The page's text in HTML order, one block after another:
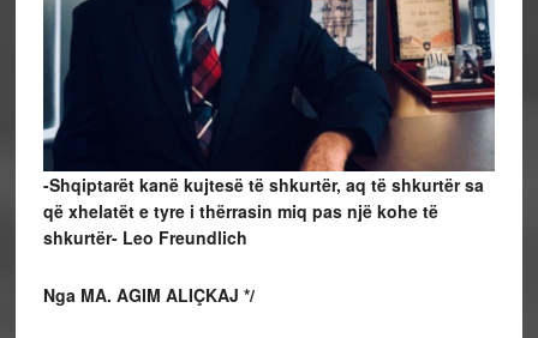
-Shqiptarët kanë kujtesë të shkurtër, aq të shkurtër sa
që xhelatët e tyre i thërrasin miq pas një kohe të
shkurtër- Leo Freundlich
Nga MA. AGIM ALIÇKAJ */